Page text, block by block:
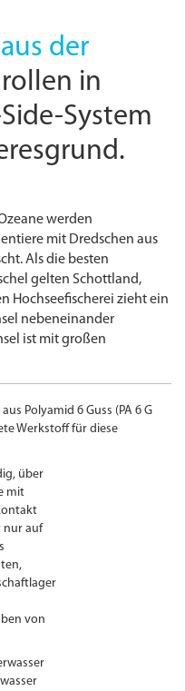
der
in
System
werden
mit Dredschen aus
Als die besten
gelten Schottland,
Hochseefischerei zieht ein
nebeneinander
ist mit großen
Polyamid 6 Guss (PA 6 G
Werkstoff für diese
über
mit
nur auf
von